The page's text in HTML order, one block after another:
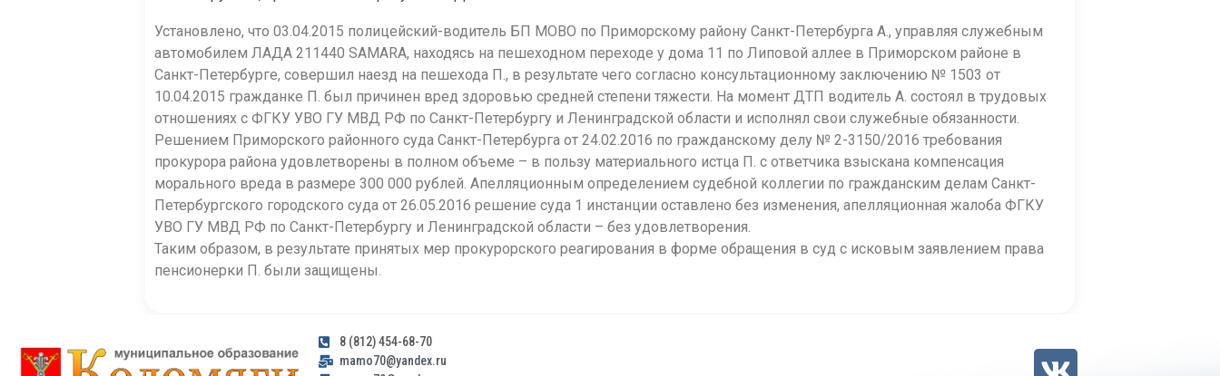
Установлено, что 03.04.2015 полицейский-водитель БП МОВО по Приморскому району Санкт-Петербурга А., управляя служебным
автомобилем ЛАДА 211440 SAMARA, находясь на пешеходном переходе у дома 11 по Липовой аллее в Приморском районе в
Санкт-Петербурге, совершил наезд на пешехода П., в результате чего согласно консультационному заключению № 1503 от
10.04.2015 гражданке П. был причинен вред здоровью средней степени тяжести. На момент ДТП водитель А. состоял в трудовых
отношениях с ФГКУ УВО ГУ МВД РФ по Санкт-Петербургу и Ленинградской области и исполнял свои служебные обязанности.
Решением Приморского районного суда Санкт-Петербурга от 24.02.2016 по гражданскому делу № 2-3150/2016 требования
прокурора района удовлетворены в полном объеме – в пользу материального истца П. с ответчика взыскана компенсация
морального вреда в размере 300 000 рублей. Апелляционным определением судебной коллегии по гражданским делам Санкт-
Петербургского городского суда от 26.05.2016 решение суда 1 инстанции оставлено без изменения, апелляционная жалоба ФГКУ
УВО ГУ МВД РФ по Санкт-Петербургу и Ленинградской области – без удовлетворения.
Таким образом, в результате принятых мер прокурорского реагирования в форме обращения в суд с исковым заявлением права
пенсионерки П. были защищены.
8 (812) 454-68-70
mamo70@yandex.ru